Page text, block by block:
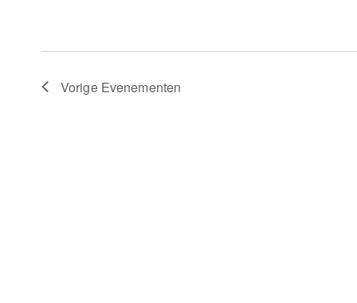
Vorige Evenementen